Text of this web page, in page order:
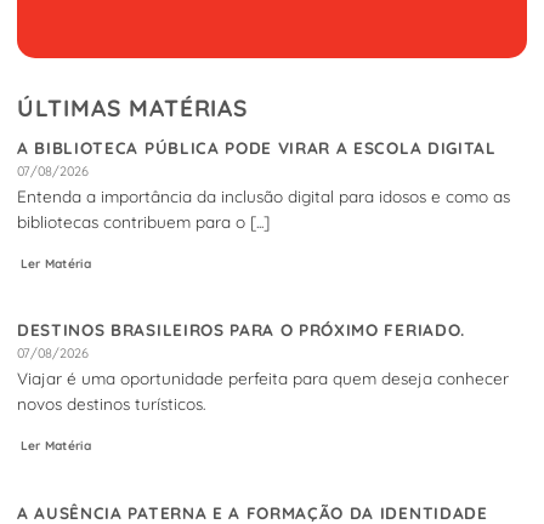
ÚLTIMAS MATÉRIAS
A BIBLIOTECA PÚBLICA PODE VIRAR A ESCOLA DIGITAL
07/08/2026
Entenda a importância da inclusão digital para idosos e como as
bibliotecas contribuem para o [...]
Ler Matéria
DESTINOS BRASILEIROS PARA O PRÓXIMO FERIADO.
07/08/2026
Viajar é uma oportunidade perfeita para quem deseja conhecer
novos destinos turísticos.
Ler Matéria
A AUSÊNCIA PATERNA E A FORMAÇÃO DA IDENTIDADE